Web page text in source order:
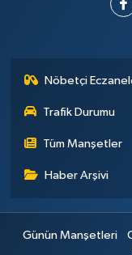
Nöbetçi
Trafik Durumu
Tüm Manşetler
Haber Arşivi
Günün Manşetleri